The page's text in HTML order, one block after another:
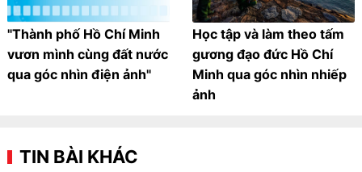
"Thành phố Hồ Chí Minh
vươn mình cùng đất nước
qua góc nhìn điện ảnh"
Học tập và làm theo tấm
gương đạo đức Hồ Chí
Minh qua góc nhìn nhiếp
ảnh
TIN BÀI KHÁC